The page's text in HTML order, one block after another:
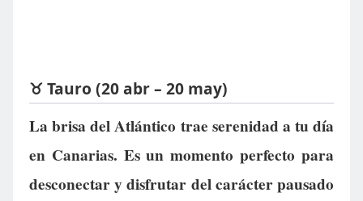
♉ Tauro (20 abr – 20 may)
La brisa del Atlántico trae serenidad a tu día
en Canarias. Es un momento perfecto para
desconectar y disfrutar del carácter pausado